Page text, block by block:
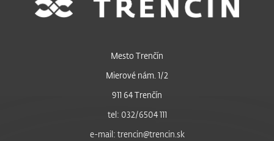
Mesto Trenčín
Mierové nám. 1/2
911 64 Trenčín
tel: 032/6504 111
e-mail: trencin@trencin.sk